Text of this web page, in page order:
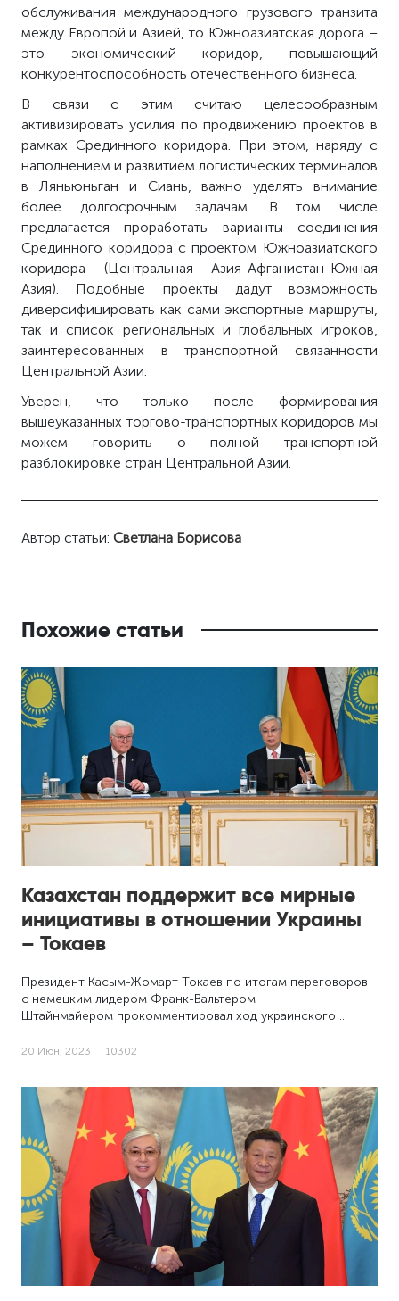
обслуживания международного грузового транзита
между Европой и Азией, то Южноазиатская дорога –
это экономический коридор, повышающий
конкурентоспособность отечественного бизнеса.
В связи с этим считаю целесообразным
активизировать усилия по продвижению проектов в
рамках Срединного коридора. При этом, наряду с
наполнением и развитием логистических терминалов
в Ляньюньган и Сиань, важно уделять внимание
более долгосрочным задачам. В том числе
предлагается проработать варианты соединения
Срединного коридора с проектом Южноазиатского
коридора (Центральная Азия-Афганистан-Южная
Азия). Подобные проекты дадут возможность
диверсифицировать как сами экспортные маршруты,
так и список региональных и глобальных игроков,
заинтересованных в транспортной связанности
Центральной Азии.
Уверен, что только после формирования
вышеуказанных торгово-транспортных коридоров мы
можем говорить о полной транспортной
разблокировке стран Центральной Азии.
Автор статьи:Светлана Борисова
Похожие статьи
Казахстан поддержит все мирные
инициативы в отношении Украины
– Токаев
Президент Касым-Жомарт Токаев по итогам переговоров
с немецким лидером Франк-Вальтером
Штайнмайером прокомментировал ход украинского …
20 Июн, 2023 10302